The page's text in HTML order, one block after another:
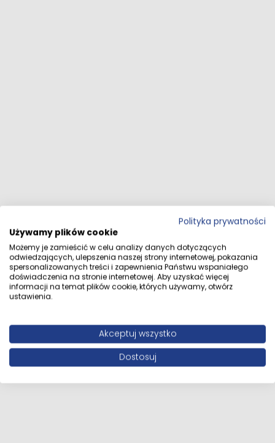
Polityka prywatności
Używamy plików cookie
Możemy je zamieścić w celu analizy danych dotyczących
odwiedzających, ulepszenia naszej strony internetowej, pokazania
spersonalizowanych treści i zapewnienia Państwu wspaniałego
doświadczenia na stronie internetowej. Aby uzyskać więcej
informacji na temat plików cookie, których używamy, otwórz
ustawienia.
Akceptuj wszystko
Dostosuj